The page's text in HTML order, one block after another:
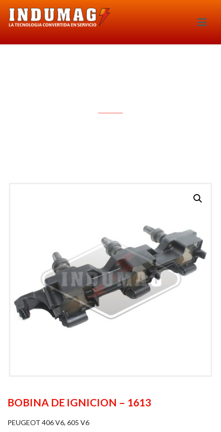
BOBINA DE IGNICION – 1613
PEUGEOT 406 V6, 605 V6